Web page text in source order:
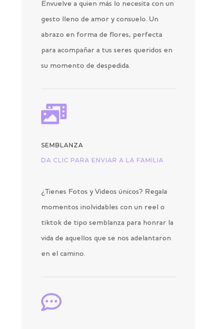
Envuelve a quien más lo necesita con un
gesto lleno de amor y consuelo. Un
abrazo en forma de flores, perfecta
para acompañar a tus seres queridos en
su momento de despedida.

SEMBLANZA
DA CLIC PARA ENVIAR A LA FAMILIA
¿Tienes Fotos y Videos únicos? Regala
momentos inolvidables con un reel o
tiktok de tipo semblanza para honrar la
vida de aquellos que se nos adelantaron
en el camino.
